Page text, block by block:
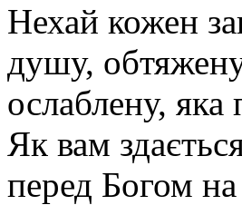
Нехай кожен
душу,
ослаблену, яка
Як вам
перед Богом